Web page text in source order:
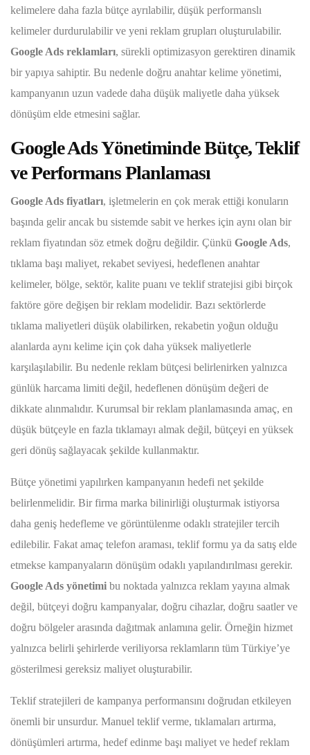
kelimelere daha fazla bütçe ayrılabilir, düşük performanslı
kelimeler durdurulabilir ve yeni reklam grupları oluşturulabilir.
Google Ads reklamları, sürekli optimizasyon gerektiren dinamik
bir yapıya sahiptir. Bu nedenle doğru anahtar kelime yönetimi,
kampanyanın uzun vadede daha düşük maliyetle daha yüksek
dönüşüm elde etmesini sağlar.
Google Ads Yönetiminde Bütçe, Teklif
ve Performans Planlaması
Google Ads fiyatları, işletmelerin en çok merak ettiği konuların
başında gelir ancak bu sistemde sabit ve herkes için aynı olan bir
reklam fiyatından söz etmek doğru değildir. Çünkü Google Ads,
tıklama başı maliyet, rekabet seviyesi, hedeflenen anahtar
kelimeler, bölge, sektör, kalite puanı ve teklif stratejisi gibi birçok
faktöre göre değişen bir reklam modelidir. Bazı sektörlerde
tıklama maliyetleri düşük olabilirken, rekabetin yoğun olduğu
alanlarda aynı kelime için çok daha yüksek maliyetlerle
karşılaşılabilir. Bu nedenle reklam bütçesi belirlenirken yalnızca
günlük harcama limiti değil, hedeflenen dönüşüm değeri de
dikkate alınmalıdır. Kurumsal bir reklam planlamasında amaç, en
düşük bütçeyle en fazla tıklamayı almak değil, bütçeyi en yüksek
geri dönüş sağlayacak şekilde kullanmaktır.
Bütçe yönetimi yapılırken kampanyanın hedefi net şekilde
belirlenmelidir. Bir firma marka bilinirliği oluşturmak istiyorsa
daha geniş hedefleme ve görüntülenme odaklı stratejiler tercih
edilebilir. Fakat amaç telefon araması, teklif formu ya da satış elde
etmekse kampanyaların dönüşüm odaklı yapılandırılması gerekir.
Google Ads yönetimi bu noktada yalnızca reklam yayına almak
değil, bütçeyi doğru kampanyalar, doğru cihazlar, doğru saatler ve
doğru bölgeler arasında dağıtmak anlamına gelir. Örneğin hizmet
yalnızca belirli şehirlerde veriliyorsa reklamların tüm Türkiye’ye
gösterilmesi gereksiz maliyet oluşturabilir.
Teklif stratejileri de kampanya performansını doğrudan etkileyen
önemli bir unsurdur. Manuel teklif verme, tıklamaları artırma,
dönüşümleri artırma, hedef edinme başı maliyet ve hedef reklam